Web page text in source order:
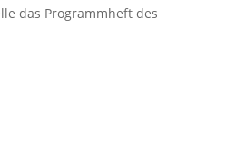
das Programmheft des